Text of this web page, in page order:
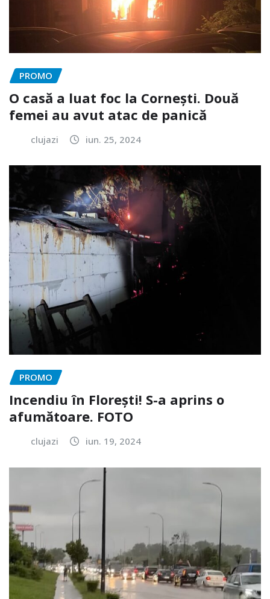
PROMO
O casă a luat foc la Cornești. Două
femei au avut atac de panică
clujazi iun. 25, 2024
PROMO
Incendiu în Florești! S-a aprins o
afumătoare. FOTO
clujazi iun. 19, 2024